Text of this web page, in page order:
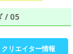
/ 05
クリエイター情報